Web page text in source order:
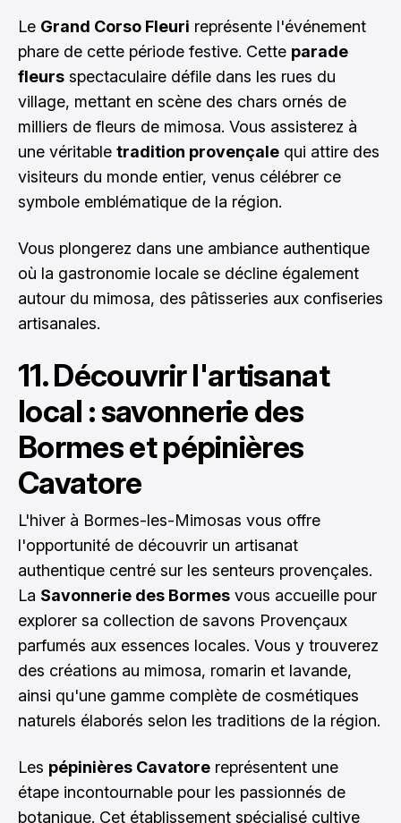
Le Grand Corso Fleuri représente l'événement
phare de cette période festive. Cette parade
fleurs spectaculaire défile dans les rues du
village, mettant en scène des chars ornés de
milliers de fleurs de mimosa. Vous assisterez à
une véritable tradition provençale qui attire des
visiteurs du monde entier, venus célébrer ce
symbole emblématique de la région.
Vous plongerez dans une ambiance authentique
où la gastronomie locale se décline également
autour du mimosa, des pâtisseries aux confiseries
artisanales.
11. Découvrir l'artisanat
local : savonnerie des
Bormes et pépinières
Cavatore
L'hiver à Bormes-les-Mimosas vous offre
l'opportunité de découvrir un artisanat
authentique centré sur les senteurs provençales.
La Savonnerie des Bormes vous accueille pour
explorer sa collection de savons Provençaux
parfumés aux essences locales. Vous y trouverez
des créations au mimosa, romarin et lavande,
ainsi qu'une gamme complète de cosmétiques
naturels élaborés selon les traditions de la région.
Les pépinières Cavatore représentent une
étape incontournable pour les passionnés de
botanique. Cet établissement spécialisé cultive